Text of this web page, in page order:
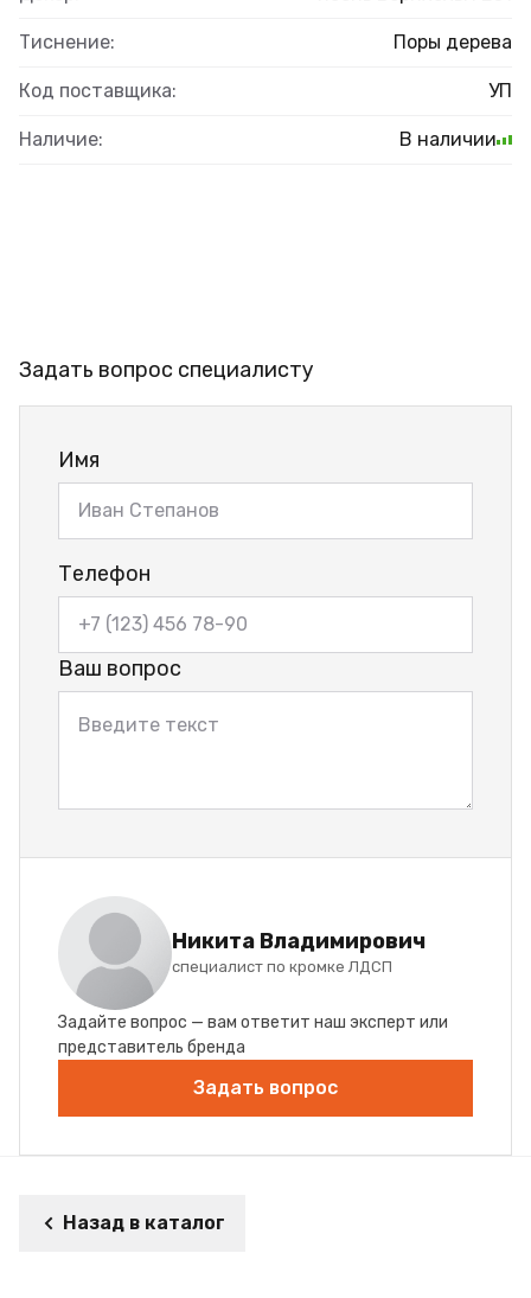
Тиснение: Поры дерева
Код поставщика: УП
Наличие: В наличии
Задать вопрос специалисту
Имя
Телефон
Ваш вопрос
Никита Владимирович
специалист по кромке ЛДСП
Задайте вопрос — вам ответит наш эксперт или
представитель бренда
Задать вопрос
Назад в каталог